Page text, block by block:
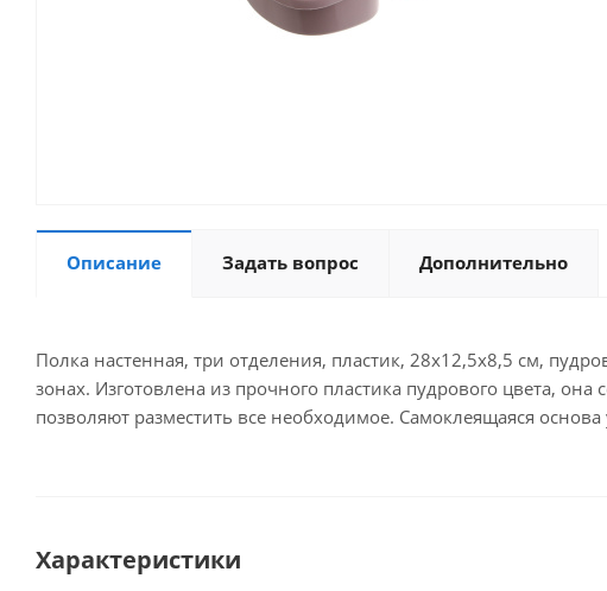
Описание Задать вопрос Дополнительно
Полка настенная, три отделения, пластик, 28x12,5x8,5 см,
зонах. Изготовлена из прочного пластика пудрового цвета,
позволяют разместить все необходимое. Самоклеящаяся
Характеристики